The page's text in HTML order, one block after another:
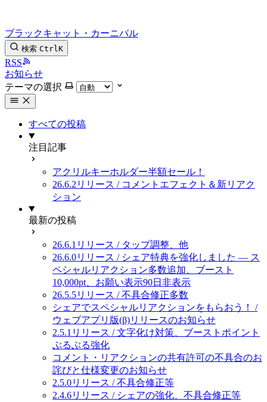
ブラックキャット・カーニバル
検索 CtrlK
RSS
お知らせ
テーマの選択
すべての投稿
注目記事
アクリルキーホルダー半額セール！
26.6.2リリース / コメントエフェクト＆新リアク
ション
最新の投稿
26.6.1リリース / タップ調整、他
26.6.0リリース / シェア特典を強化しました — ス
ペシャルリアクション多数追加、ブースト
10,000pt、お願い表示90日非表示
26.5.5リリース / 不具合修正多数
シェアでスペシャルリアクションをもらおう！ /
ウェブアプリ版(β)リリースのお知らせ
2.5.1リリース / 文字化け対策、ブーストポイント
ぶるぶる強化
コメント・リアクションの共有許可の不具合のお
詫びと仕様変更のお知らせ
2.5.0リリース / 不具合修正等
2.4.6リリース / シェアの強化、不具合修正等